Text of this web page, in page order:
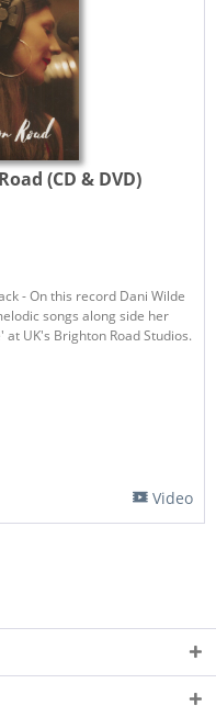
(CD & DVD)
- On this record Dani Wilde
songs along side her
UK's Brighton Road Studios.
Video